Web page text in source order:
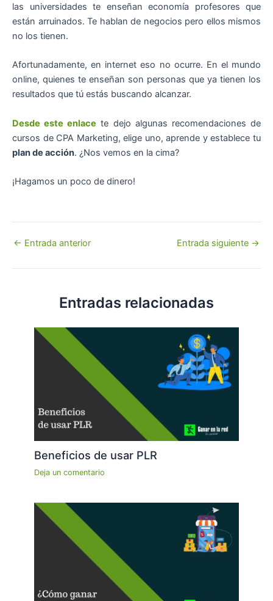
las universidades te enseñan economía profesores que
están arruinados. Te hablan de negocios pero ellos mismos
no los tienen.
Afortunadamente, en internet eso no ocurre. En el mundo
online, quienes te enseñan son personas que ya tienen los
resultados que tú estás buscando alcanzar.
Desde este enlace te dejo algunas recomendaciones de
cursos de CPA Marketing, elige uno, aprende y establece tu
plan de acción. ¿Nos vemos en la cima?
¡Hagamos un poco de dinero!
Navegación
entradas
← Entrada anterior Entrada siguiente →
Entradas relacionadas
Beneficios de usar PLR
Deja un comentario